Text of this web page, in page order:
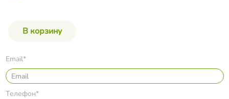
Email*
Телефон*